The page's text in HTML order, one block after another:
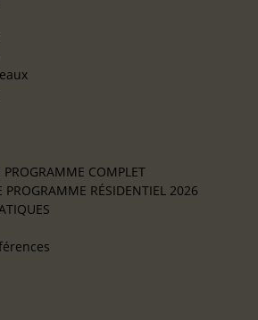
PROGRAMME COMPLET
PROGRAMME RÉSIDENTIEL 2026